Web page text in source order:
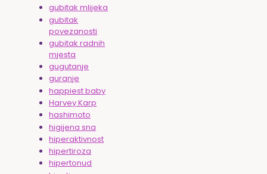
gubitak mlijeka
gubitak
povezanosti
gubitak radnih
mjesta
gugutanje
guranje
happiest baby
Harvey Karp
hashimoto
higijena sna
hiperaktivnost
hipertiroza
hipertonud